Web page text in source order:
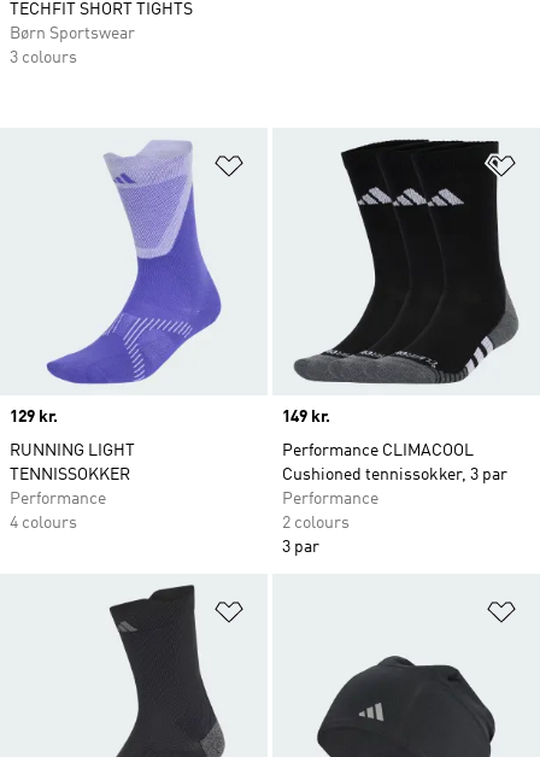
Føj til ønskeliste
Price
129 kr.
RUNNING LIGHT
TENNISSOKKER
Performance
4 colours
Price
149 kr.
Performance CLIMACOOL
Cushioned tennissokker, 3 par
Performance
2 colours
3 par
TECHFIT SHORT TIGHTS
Børn Sportswear
3 colours